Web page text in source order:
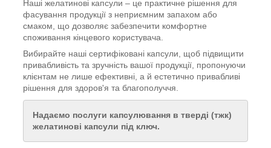
Наші желатинові капсули – це практичне рішення для
фасування продукції з неприємним запахом або
смаком, що дозволяє забезпечити комфортне
споживання кінцевого користувача.
Вибирайте наші сертифіковані капсули, щоб підвищити
привабливість та зручність вашої продукції, пропонуючи
клієнтам не лише ефективні, а й естетично привабливі
рішення для здоров'я та благополуччя.
Надаємо послуги капсулювання в тверді (тжк)
желатинові капсули під ключ.